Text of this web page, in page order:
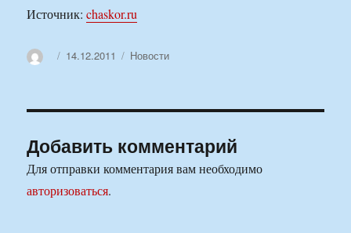
Источник:chaskor.ru
АвторОпубликовано
14.12.2011 Рубрики
Новости
Добавить комментарий
Для отправки комментария вам необходимо
авторизоваться.